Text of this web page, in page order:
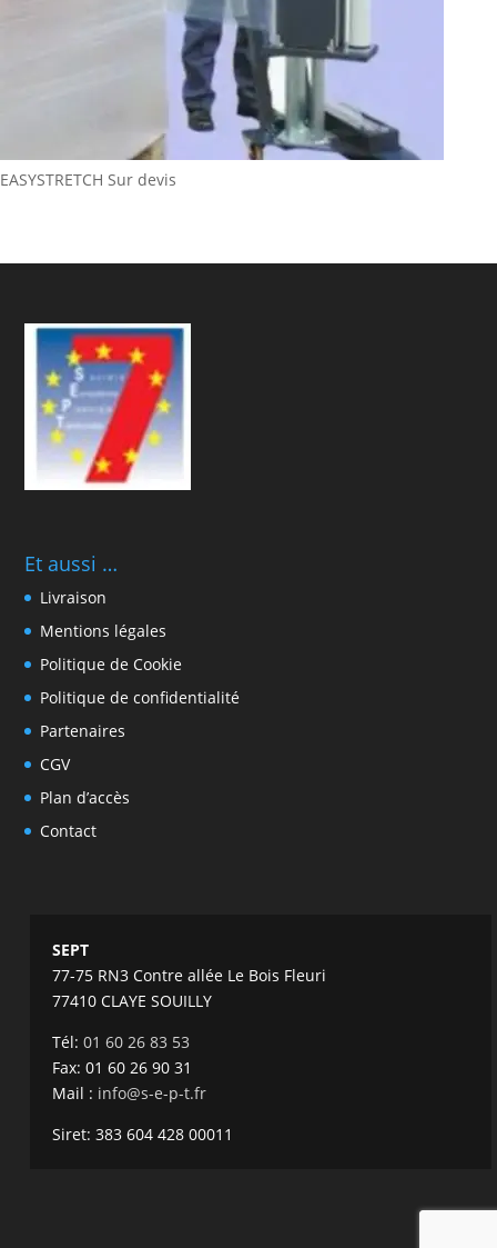
EASYSTRETCH Sur devis
Et aussi …
Livraison
Mentions légales
Politique de Cookie
Politique de confidentialité
Partenaires
CGV
Plan d’accès
Contact
SEPT
77-75 RN3 Contre allée Le Bois Fleuri
77410 CLAYE SOUILLY
Tél:01 60 26 83 53
Fax: 01 60 26 90 31
Mail : info@s-e-p-t.fr
Siret: 383 604 428 00011